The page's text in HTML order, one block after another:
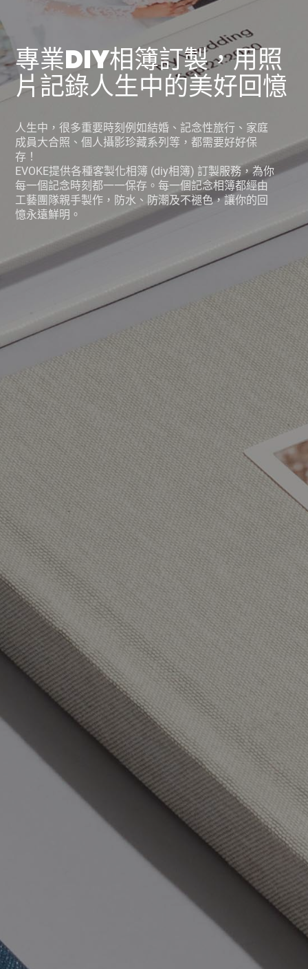
專業DIY相簿訂製，用照
片記錄人生中的美好回憶
人生中，很多重要時刻例如結婚、記念性旅行、家庭
成員大合照、個人攝影珍藏系列等，都需要好好保
存！
EVOKE提供各種客製化相簿 (diy相簿) 訂製服務，為你
每一個記念時刻都一一保存。每一個記念相簿都經由
工藝團隊親手製作，防水、防潮及不褪色，讓你的回
憶永遠鮮明。